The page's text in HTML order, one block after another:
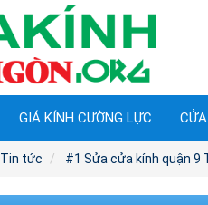
GIÁ KÍNH CƯỜNG LỰC
Tin tức #1 Sửa cửa kính quận 9